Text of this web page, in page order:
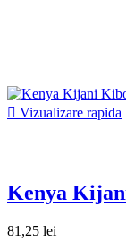
 Vizualizare rapida
Kenya
81,25 lei